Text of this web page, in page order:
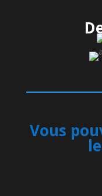
Vous